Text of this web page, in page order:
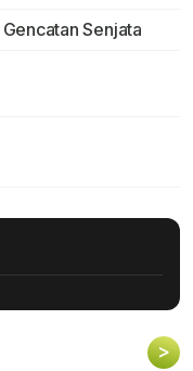
Senjata
>